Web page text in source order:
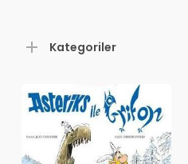
Kategoriler